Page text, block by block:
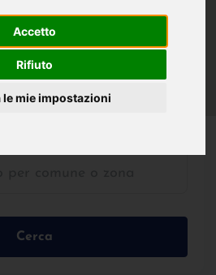
Accetto
Rifiuto
le mie impostazioni
Cerca